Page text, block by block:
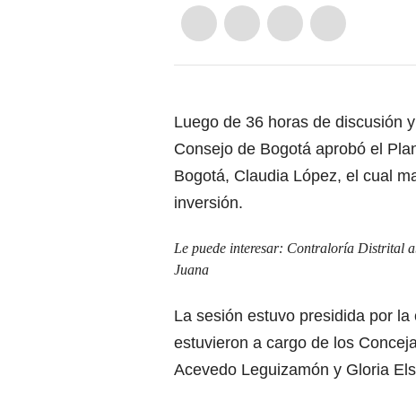
Luego de 36 horas de discusión
Consejo de Bogotá aprobó el
Bogotá, Claudia López, el cual
inversión.
Le puede interesar: Contraloría Distrital
Juana
La sesión estuvo presidida por
estuvieron a cargo de los
Acevedo Leguizamón y Gloria